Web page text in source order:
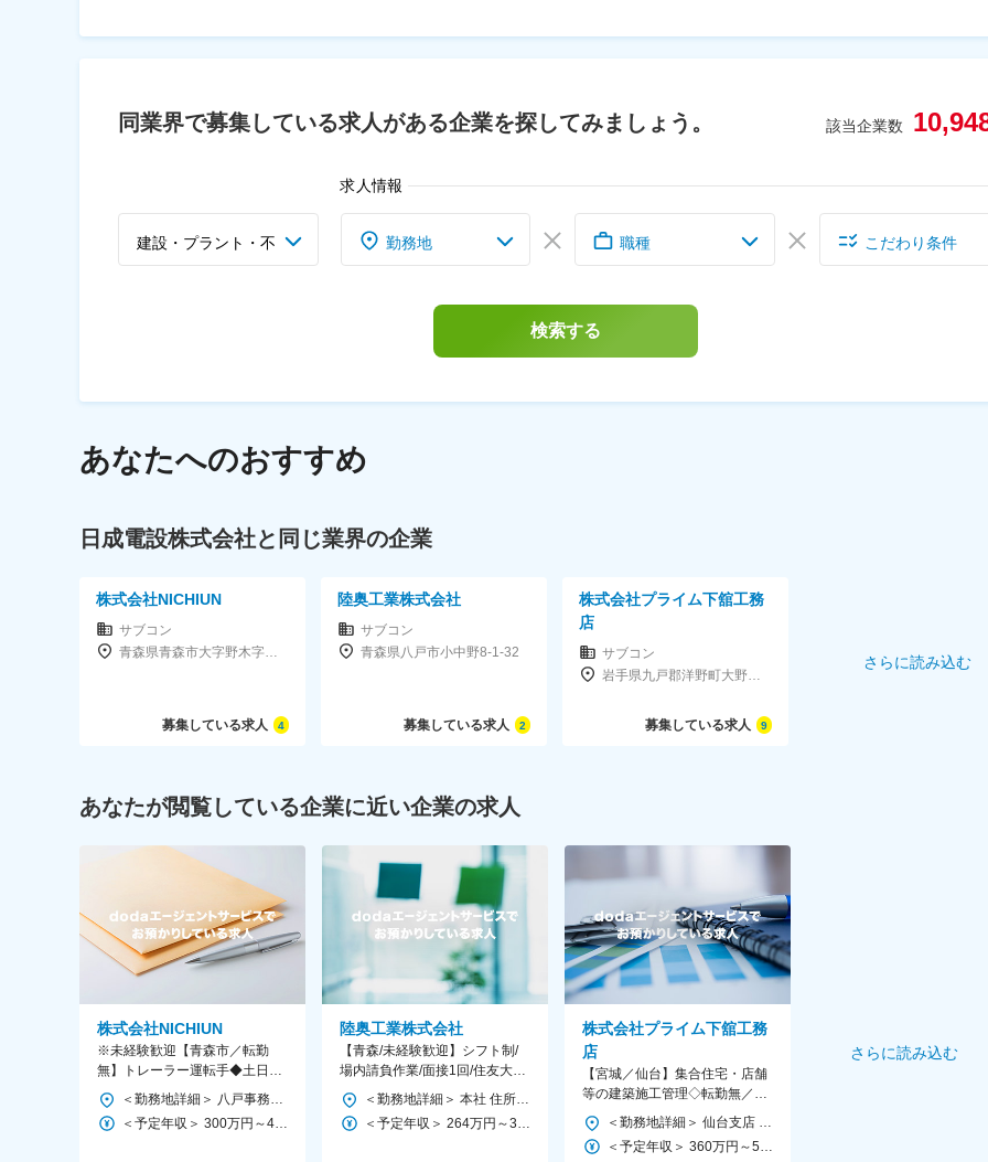
同業界で募集している求人がある企業を探してみましょう。 該当企業数
建設・プラント・不
求人情報
勤務地 職種 こだわり条件
検索する
あなたへのおすすめ
日成電設株式会社と同じ業界の企業
株式会社NICHIUN
サブコン
青森県青森市大字野木字野尻37-124
募集している求人 4
陸奥工業株式会社
サブコン
青森県八戸市小中野8-1-32
募集している求人 2
株式会社プライム下舘工務
店
サブコン
岩手県九戸郡洋野町大野第8地割83-1
募集している求人 9
さらに読み込む
あなたが閲覧している企業に近い企業の求人
株式会社NICHIUN
※未経験歓迎【青森市／転勤
無】トレーラー運転手◆土日休
み／東北最大級のクレーン会社
／教育体制◎
＜勤務地詳細＞ 八戸事務所 住所：青森県青森市大字野木字野尻37-719 受動喫煙対策：屋内全面禁煙 変更の範囲：会社の定める事業所
＜予定年収＞ 300万円～400万円 ＜賃金形態＞ 月給制 ＜賃金内訳＞ 月額（基本給）：200,000円～250,000円 ＜月給＞ 200,000円～250,000円 ＜昇給有無＞ 有 ＜残業手当＞ 有 ＜給与補足＞ ■賞与：年2回（計2.2か月分支給） ■昇給：年1回 賃金はあくまでも目安の金額であり、選考を通じて上下する可能性があります。 月給(月額)は固定手当を含めた表記です。
陸奥工業株式会社
【青森/未経験歓迎】シフト制/
場内請負作業/面接1回/住友大阪
セメント連結子会社
＜勤務地詳細＞ 本社 住所：青森県八戸市小中野8-1-32 受動喫煙対策：敷地内喫煙可能場所あり 変更の範囲：会社の定める事業所
＜予定年収＞ 264万円～314万円 ＜賃金形態＞ 日給月給制 特記事項なし ＜賃金内訳＞ 月額（基本給）：180,000円～226,000円/月23日間勤務想定 その他固定手当/月：3,000円～29,000円 ＜想定月額＞ 183,000円～255,000円 ＜昇給有無＞ 有 ＜残業手当＞ 有 ＜給与補足＞ 賞与:年2回(初年度は年1回） 賃金はあくまでも目安の金額であり、選考を通じて上下する可能性があります。 月給(月額)は固定手当を含めた表記です。
株式会社プライム下舘工務
店
【宮城／仙台】集合住宅・店舗
等の建築施工管理◇転勤無／2級
建築施工管理技士／残業15H程
＜勤務地詳細＞ 仙台支店 住所：宮城県仙台市青葉区一番町1-4-30 さのやビルディング9階A号室 勤務地最寄駅：仙台市地下鉄東西線／青葉通一番町駅 受動喫煙対策：屋内全面禁煙 変更の範囲：本文参照
＜予定年収＞ 360万円～550万円 ＜賃金形態＞ 月給制 ＜賃金内訳＞ 月額（基本給）：280,000円～430,000円 ＜月給＞ 280,000円～430,000円 ＜昇給有無＞ 有 ＜残業手当＞ 有 ＜給与補足＞ ※給与詳細は、本人の希望を加味し、決定します。 ■昇給：年1回（4月） ■賞与：年2回（8月、12月） 賃金はあくまでも目安の金額であり、選考を通じて上下する可能性があります。 月給(月額)は固定手当を含めた表記です。
さらに読み込む